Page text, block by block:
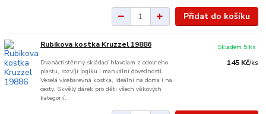
Přidat do košíku
Rubikova kostka Kruzzel 19886
Dvanáctistěnný skládací hlavolam z odolného
plastu, rozvíjí logiku i manuální dovednosti.
Veselá vícebarevná kostka, ideální na doma i na
cesty. Skvělý dárek pro děti všech věkových
kategorií.
145 Kč/ks
Skladem 5 ks